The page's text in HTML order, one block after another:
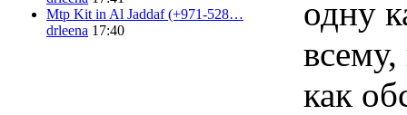
Mtp Kit in Al Jaddaf (+971-528…
drleena 17:40
одну
как